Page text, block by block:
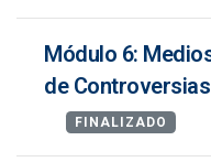
Módulo 6:
de Controversias
FINALIZADO